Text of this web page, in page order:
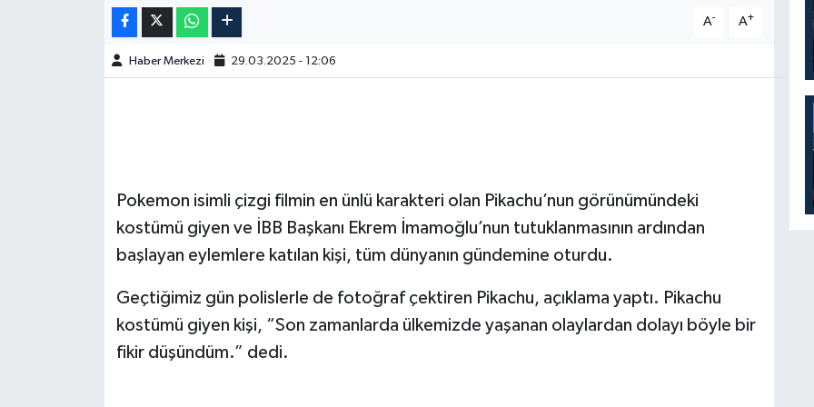
A- A+
Haber Merkezi 29.03.2025 - 12:06
Pokemon isimli çizgi filmin en ünlü karakteri olan Pikachu’nun görünümündeki
kostümü giyen ve İBB Başkanı Ekrem İmamoğlu’nun tutuklanmasının ardından
başlayan eylemlere katılan kişi, tüm dünyanın gündemine oturdu.
Geçtiğimiz gün polislerle de fotoğraf çektiren Pikachu, açıklama yaptı. Pikachu
kostümü giyen kişi, “Son zamanlarda ülkemizde yaşanan olaylardan dolayı böyle bir
fikir düşündüm.” dedi.